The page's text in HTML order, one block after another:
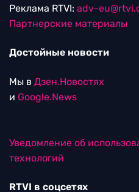
Реклама RTVI: adv-
Партнерские материалы
Достойные новости
Мы в Дзен.Новостях
и Google.News
Уведомление об
технологий
RTVI в соцсетях